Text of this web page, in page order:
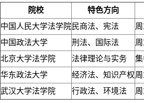
院校
特色方向
中国人民大学法学院 民商法、宪法
中国政法大学
刑法、国际法
北京大学法学院
法律理论与实务
华东政法大学
经济法、知识产权
武汉大学法学院
行政法、环境法